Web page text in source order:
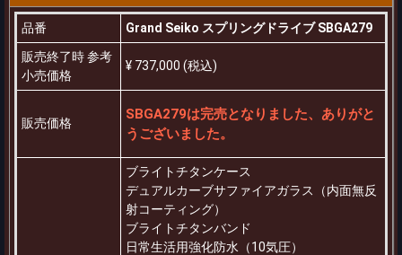
品番
Grand Seiko スプリングドライブ SBGA279
販売終了時 参考
小売価格
¥ 737,000 (税込)
販売価格
SBGA279は完売となりました、ありがと
うございました。
ブライトチタンケース
デュアルカーブサファイアガラス（内面無反
射コーティング）
ブライトチタンバンド
日常生活用強化防水（10気圧）